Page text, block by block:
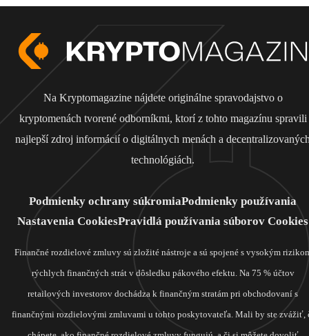
Na Kryptomagazine nájdete originálne spravodajstvo o
kryptomenách tvorené odborníkmi, ktorí z tohto magazínu spravili
najlepší zdroj informácií o digitálnych menách a
technológiách.
Podmienky ochrany súkromiaPodmienky používania
Nastavenia CookiesPravidlá používania súborov Cookies
Finančné rozdielové zmluvy sú zložité nástroje a sú spojené s vysokým
rýchlych finančných strát v dôsledku pákového efektu. Na 75 % účtov
retailových investorov dochádza k finančným stratám pri obchodovaní s
finančnými rozdielovými zmluvami u tohto poskytovateľa. Mali by ste zvážiť,